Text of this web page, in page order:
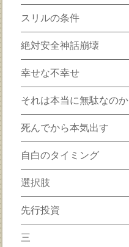
スリルの条件
絶対安全神話崩壊
幸せな不幸せ
それは本当に無駄なのか
死んでから本気出す
自白のタイミング
選択肢
先行投資
三